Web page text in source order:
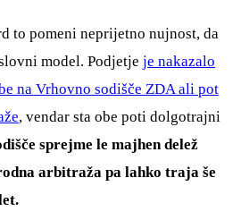
to pomeni neprijetno nujnost, da
model. Podjetje je nakazalo
na Vrhovno sodišče ZDA ali pot
, vendar sta obe poti dolgotrajni
sprejme le majhen delež
arbitraža pa lahko traja še